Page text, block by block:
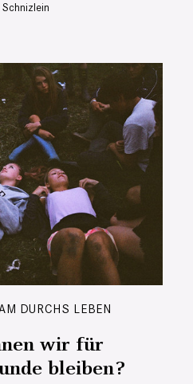
Schnizlein
DURCHS LEBEN
wir für
bleiben?